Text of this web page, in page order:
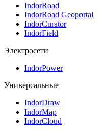
IndorRoad
IndorRoad Geoportal
IndorCurator
IndorField
Электросети
IndorPower
Универсальные
IndorDraw
IndorMap
IndorCloud